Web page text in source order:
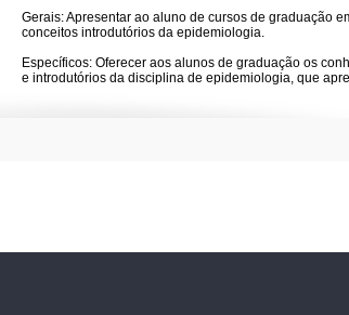
Gerais: Apresentar ao aluno de cursos de graduação
conceitos introdutórios da epidemiologia.
Específicos: Oferecer aos alunos de graduação os
e introdutórios da disciplina de epidemiologia, que